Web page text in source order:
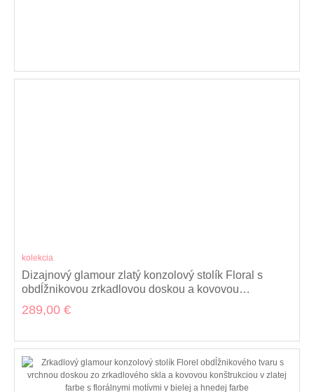
kolekcia
Dizajnový glamour zlatý konzolový stolík Floral s
obdĺžnikovou zrkadlovou doskou a kovovou
podstavou s florálnym zdobením 114 cm
289,00 €